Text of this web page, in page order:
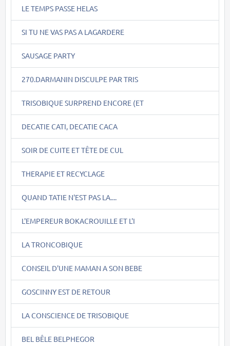
LE TEMPS PASSE HELAS
SI TU NE VAS PAS A LAGARDERE
SAUSAGE PARTY
270.DARMANIN DISCULPE PAR TRIS
TRISOBIQUE SURPREND ENCORE (ET
DECATIE CATI, DECATIE CACA
SOIR DE CUITE ET TÊTE DE CUL
THERAPIE ET RECYCLAGE
QUAND TATIE N'EST PAS LA....
L'EMPEREUR BOKACROUILLE ET L'I
LA TRONCOBIQUE
CONSEIL D'UNE MAMAN A SON BEBE
GOSCINNY EST DE RETOUR
LA CONSCIENCE DE TRISOBIQUE
BEL BÊLE BELPHEGOR